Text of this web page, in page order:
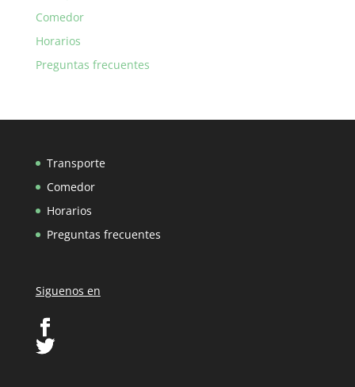
Comedor
Horarios
Preguntas frecuentes
Transporte
Comedor
Horarios
Preguntas frecuentes
Siguenos en